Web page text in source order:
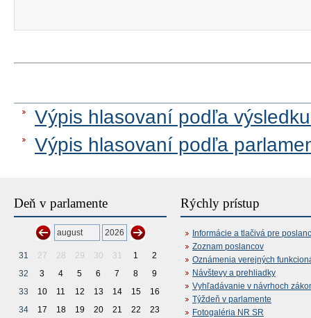
Výpis hlasovaní podľa
Výpis hlasovaní podľa
Deň v parlamente
31 27 28 29 30 31 1
2
32
3 4 5 6 7 8
9
33
10 11 12 13 14 15
16
34
17 18 19 20 21 22
23
Rýchly prístup
Informácie a tlačivá pre
Zoznam poslancov
Oznámenia verejných
Návštevy a prehliadky
Vyhľadávanie v návrhoch
Týždeň v parlamente
Fotogaléria NR SR